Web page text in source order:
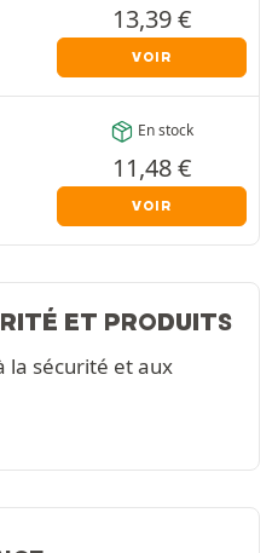
13,39€
VOIR
En stock
11,48€
VOIR
ET PRODUITS
la sécurité et aux